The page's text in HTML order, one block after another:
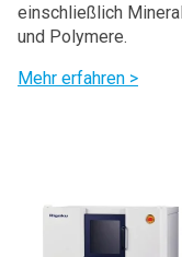
einschließlich
und Polymere.
Mehr erfahren >